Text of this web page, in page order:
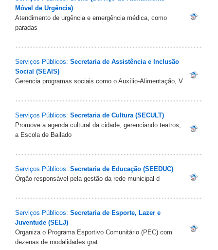
Móvel de Urgência)
Atendimento de urgência e emergência médica, como
paradas
Serviços Públicos: Secretaria de Assistência e Inclusão
Social (SEAIS)
Gerencia programas sociais como o Auxílio-Alimentação, V
Serviços Públicos: Secretaria de Cultura (SECULT)
Promove a agenda cultural da cidade, gerenciando teatros,
a Escola de Bailado
Serviços Públicos: Secretaria de Educação (SEEDUC)
Órgão responsável pela gestão da rede municipal d
Serviços Públicos: Secretaria de Esporte, Lazer e
Juventude (SELJ)
Organiza o Programa Esportivo Comunitário (PEC) com
dezenas de modalidades grat